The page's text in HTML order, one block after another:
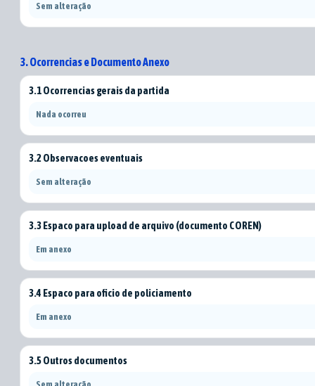
Sem alteração
3. Ocorrencias e Documento Anexo
3.1 Ocorrencias gerais da partida
Nada ocorreu
3.2 Observacoes eventuais
Sem alteração
3.3 Espaco para upload de arquivo (documento COREN)
Em anexo
3.4 Espaco para oficio de policiamento
Em anexo
3.5 Outros documentos